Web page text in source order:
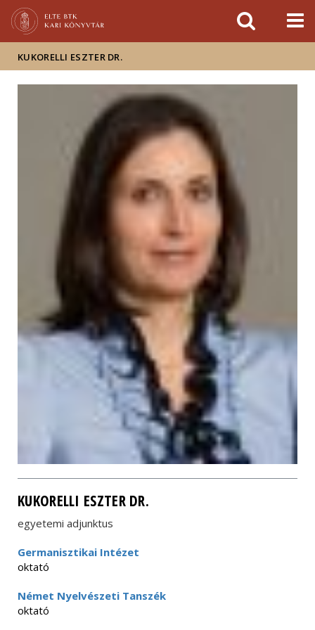
sajtóban
KUKORELLI ESZTER DR.
KUKORELLI ESZTER DR.
egyetemi adjunktus
Germanisztikai Intézet
oktató
Német Nyelvészeti Tanszék
oktató